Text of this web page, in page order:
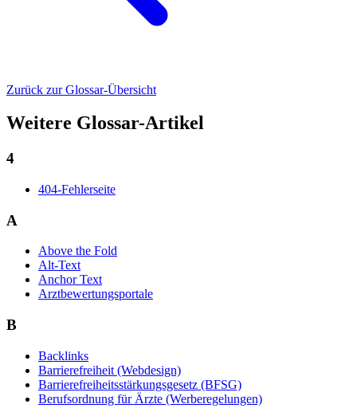
Zurück zur Glossar-Übersicht
Weitere Glossar-Artikel
4
404-Fehlerseite
A
Above the Fold
Alt-Text
Anchor Text
Arztbewertungsportale
B
Backlinks
Barrierefreiheit (Webdesign)
Barrierefreiheitsstärkungsgesetz (BFSG)
Berufsordnung für Ärzte (Werberegelungen)